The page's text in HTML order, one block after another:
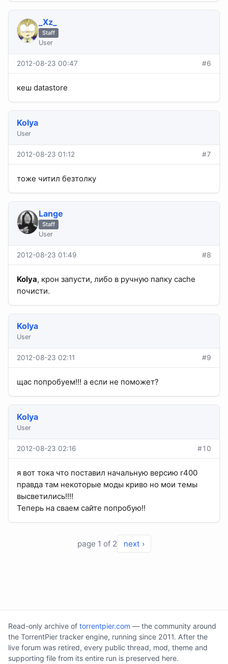
_Xz_
Staff
User
2012-08-23 00:47 #6
кеш datastore
Kolya
User
2012-08-23 01:12 #7
тоже читил безтолку
Lange
Staff
User
2012-08-23 01:49 #8
Kolya, крон запусти, либо в ручную папку cache
почисти.
Kolya
User
2012-08-23 02:11 #9
щас попробуем!!! а если не поможет?
Kolya
User
2012-08-23 02:16 #10
я вот тока что поставил начальную версию r400
правда там некоторые моды криво но мои темы
высветились!!!!
Теперь на сваем сайте попробую!!
page 1 of 2 next ›
Read-only archive of torrentpier.com — the community around
the TorrentPier tracker engine, running since 2011. After the
live forum was retired, every public thread, mod, theme and
supporting file from its entire run is preserved here.